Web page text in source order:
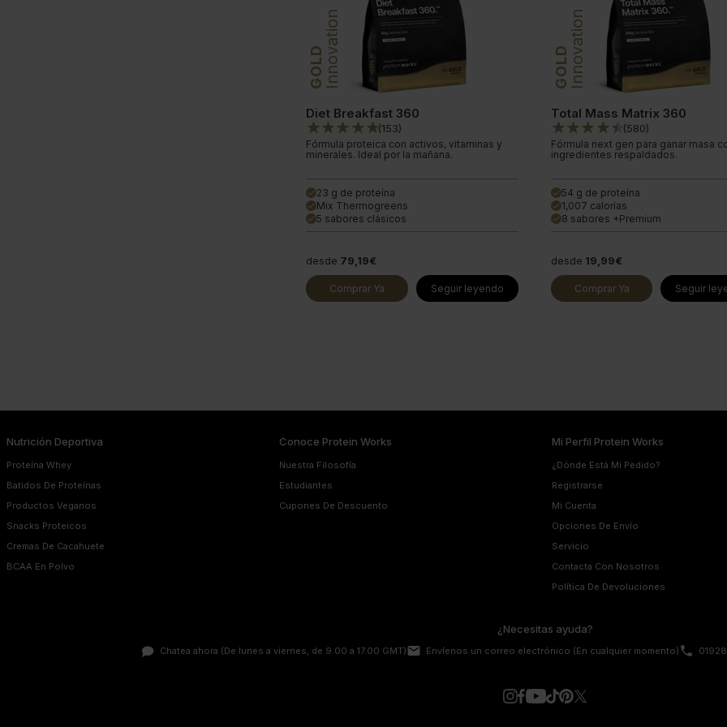
GOLDInnovation
Diet Breakfast 360
(153)
Fórmula proteica con activos, vitaminas y
minerales. Ideal por la mañana.
done 23 g de proteína
done Mix Thermogreens
done 5 sabores clásicos
desde 79,19€
Comprar Ya Seguir leyendo
GOLDInnovation
Total Mass Matrix 360
(580)
Fórmula next gen para ganar masa
ingredientes respaldados.
done 54 g de proteína
done 1,007 calorías
done 8 sabores +Premium
desde 19,99€
Comprar Ya Seguir
Nutrición Deportiva
Proteína Whey
Batidos De Proteínas
Productos Veganos
Snacks Proteicos
Cremas De Cacahuete
BCAA En Polvo
Conoce Protein Works
Nuestra Filosofía
Estudiantes
Cupones De Descuento
Mi Perfil Protein Works
¿Dónde Está Mi Pedido?
Registrarse
Mi Cuenta
Opciones De Envío
Servicio
Contacta Con Nosotros
Política De Devoluciones
¿Necesitas ayuda?
Chatea ahora (De lunes a viernes, de 9.00 a 17.00 GMT)email Envíenos un correo electrónico (En cualquier momento) phone